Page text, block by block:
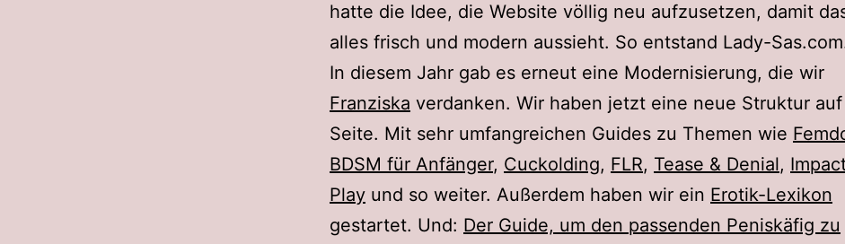
hatte die Idee, die Website völlig neu aufzusetzen, damit
alles frisch und modern aussieht. So entstand Lady-
In diesem Jahr gab es erneut eine Modernisierung, die wir
Franziska verdanken. Wir haben jetzt eine neue Struktur
Seite. Mit sehr umfangreichen Guides zu Themen wie
BDSM für Anfänger, Cuckolding, FLR, Tease & Denial,
Play und so weiter. Außerdem haben wir ein Erotik-Lexikon
gestartet. Und: Der Guide, um den passenden Peniskäfig zu